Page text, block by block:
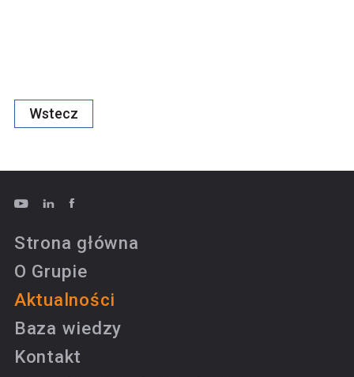
Wstecz
Strona główna
O Grupie
Aktualności
Baza wiedzy
Kontakt